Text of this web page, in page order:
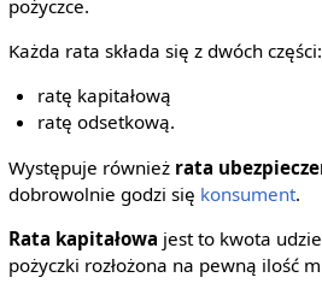
pożyczce.
Każda rata składa się z dwóch części:
ratę kapitałową
ratę odsetkową.
Występuje również rata
dobrowolnie godzi się konsument.
Rata kapitałowa jest to kwota
pożyczki rozłożona na pewną ilość